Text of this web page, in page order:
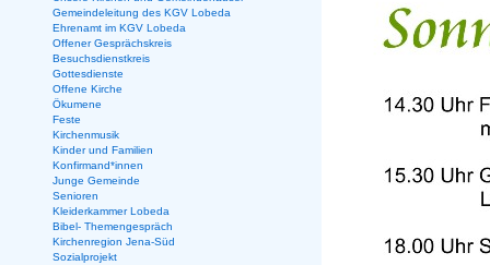
Gemeindeleitung des KGV Lobeda
Ehrenamt im KGV Lobeda
Offener Gesprächskreis
Besuchsdienstkreis
Gottesdienste
Offene Kirche
Ökumene
Feste
Kirchenmusik
Kinder und Familien
Konfirmand*innen
Junge Gemeinde
Senioren
Kleiderkammer Lobeda
Bibel- Themengespräch
Kirchenregion Jena-Süd
Sozialprojekt